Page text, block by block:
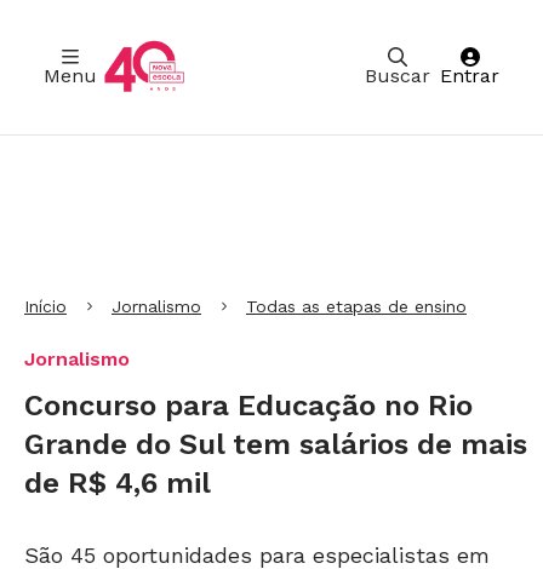
Buscar
Menu Entrar
Início Jornalismo Todas as etapas de ensino
Jornalismo
Concurso para Educação no Rio
Grande do Sul tem salários de mais
de R$ 4,6 mil
São 45 oportunidades para especialistas em